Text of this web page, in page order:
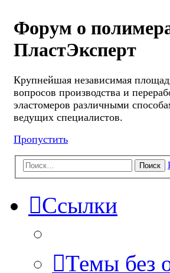
Форум о
ПластЭксперт
Крупнейшая независимая
вопросов производства и
эластомеров различными
ведущих специалистов.
Пропустить
Поиск
Ссылки
Темы без